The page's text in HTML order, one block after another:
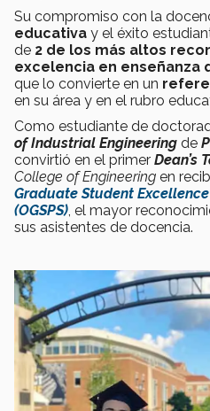
Su compromiso con la
educativa y el éxito
de 2 de los más altos
excelencia en enseñanza
que lo convierte en un
en su área y en el rubro
Como estudiante de
of Industrial Engineering de
convirtió en el primer Dean’s
College of Engineering en
Graduate Student
(OGSPS) , el mayor
sus asistentes de docencia.